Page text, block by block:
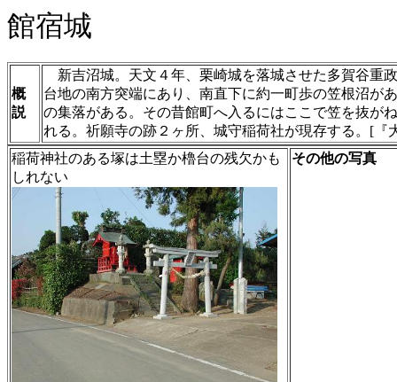
館宿城
概
説
新吉沼城。天文４年、栗崎城を落城させた多賀谷重
台地の南方突端にあり、南直下に約一町歩の笠根沼が
の集落がある。その昔館町へ入るにはここで笠を抜が
れる。祈願寺の跡２ヶ所、城守稲荷社が現存する。[『
稲荷神社のある塚は土塁か櫓台の残欠かも
しれない
その他の写真